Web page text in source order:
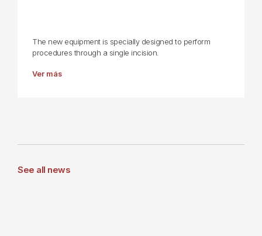
The new equipment is specially designed to perform
procedures through a single incision.
Ver más
See all news